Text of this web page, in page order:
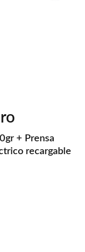
+ Prensa
recargable